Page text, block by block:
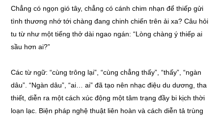
Chẳng có ngọn gió tây, chẳng có cánh chim nhạn để thiếp gửi
tình thương nhớ tới chàng đang chinh chiến trên ải xa? Câu hỏi
tu từ như một tiếng thở dài ngao ngán: “Lòng chàng ý thiếp ai
sầu hơn ai?”
Các từ ngữ: “cùng trông lại”, “cùng chẳng thấy”, “thấy”, “ngàn
dâu”. “Ngàn dâu”, “ai… ai” đã tạo nên nhạc điệu du dương, tha
thiết, diễn ra một cách xúc động một tâm trạng đầy bi kịch thời
loạn lạc. Biện pháp nghệ thuật liên hoàn và cách diễn tả trùng